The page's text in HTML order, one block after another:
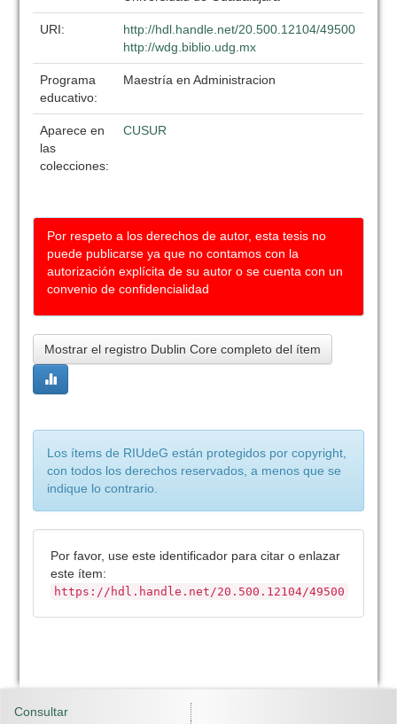
URI:
http://hdl.handle.net/20.500.12104/49500
http://wdg.biblio.udg.mx
Programa
educativo:
Maestría en Administracion
Aparece en
las
colecciones:
CUSUR
Por respeto a los derechos de autor, esta tesis no
puede publicarse ya que no contamos con la
autorización explícita de su autor o se cuenta con un
convenio de confidencialidad
Mostrar el registro Dublin Core completo del ítem
Los ítems de RIUdeG están protegidos por copyright,
con todos los derechos reservados, a menos que se
indique lo contrario.
Por favor, use este identificador para citar o enlazar
este ítem:
https://hdl.handle.net/20.500.12104/49500
Consultar